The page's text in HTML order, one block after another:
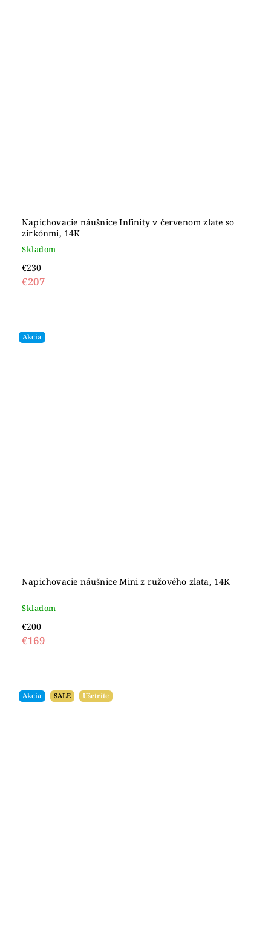
Napichovacie náušnice Infinity v červenom zlate so
zirkónmi, 14K
Skladom
€230
€207
Akcia
Napichovacie náušnice Mini z ružového zlata, 14K
Skladom
€200
€169
Akcia SALE Ušetríte